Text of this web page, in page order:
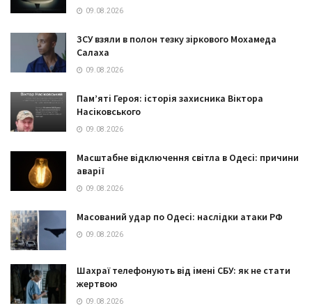
09.08.2026
ЗСУ взяли в полон тезку зіркового Мохамеда
Салаха
09.08.2026
Пам’яті Героя: історія захисника Віктора
Насіковського
09.08.2026
Масштабне відключення світла в Одесі: причини
аварії
09.08.2026
Масований удар по Одесі: наслідки атаки РФ
09.08.2026
Шахраї телефонують від імені СБУ: як не стати
жертвою
09.08.2026